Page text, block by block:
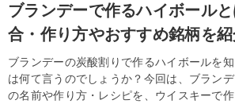
ブランデーで作るハイボール
合・作り方やおすすめ銘柄を紹
ブランデーの炭酸割りで作るハイボールを
は何て言うのでしょうか？今回は、ブラン
の名前や作り方・レシピを、ウイスキーで